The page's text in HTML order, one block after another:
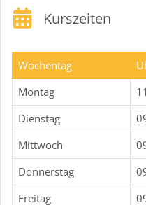
Kurszeiten
Wochentag
Montag
Dienstag
Mittwoch
Donnerstag
Freitag